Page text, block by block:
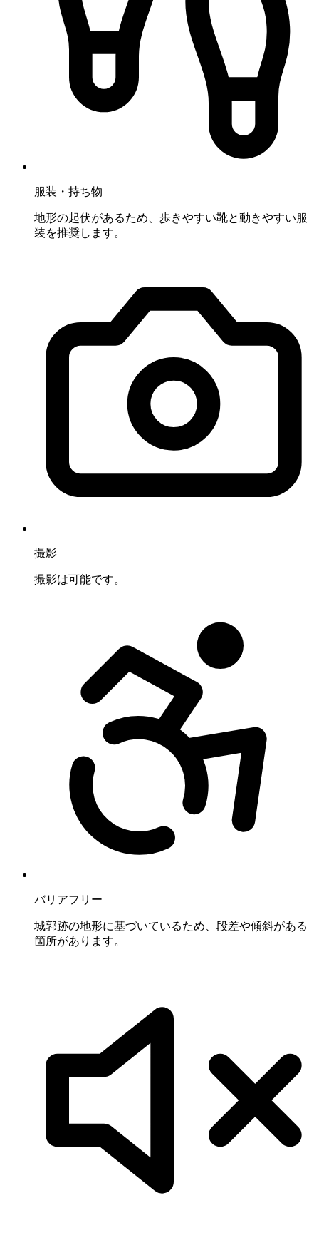
服装・持ち物
地形の起伏があるため、歩きやすい靴と動きやすい服
装を推奨します。
撮影
撮影は可能です。
バリアフリー
城郭跡の地形に基づいているため、段差や傾斜がある
箇所があります。